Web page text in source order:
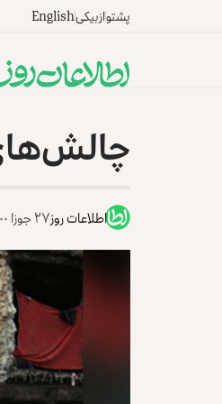
پشتوازبیکیEnglish
اطلاعات روز۲۷ جوزا ۱۴۰۰ - ۱۷ جون ۲۰۲۱